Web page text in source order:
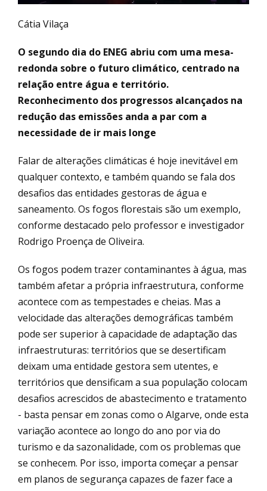
Cátia Vilaça
O segundo dia do ENEG abriu com uma mesa-
redonda sobre o futuro climático, centrado na
relação entre água e território.
Reconhecimento dos progressos alcançados na
redução das emissões anda a par com a
necessidade de ir mais longe
Falar de alterações climáticas é hoje inevitável em
qualquer contexto, e também quando se fala dos
desafios das entidades gestoras de água e
saneamento. Os fogos florestais são um exemplo,
conforme destacado pelo professor e investigador
Rodrigo Proença de Oliveira.
Os fogos podem trazer contaminantes à água, mas
também afetar a própria infraestrutura, conforme
acontece com as tempestades e cheias. Mas a
velocidade das alterações demográficas também
pode ser superior à capacidade de adaptação das
infraestruturas: territórios que se desertificam
deixam uma entidade gestora sem utentes, e
territórios que densificam a sua população colocam
desafios acrescidos de abastecimento e tratamento
- basta pensar em zonas como o Algarve, onde esta
variação acontece ao longo do ano por via do
turismo e da sazonalidade, com os problemas que
se conhecem. Por isso, importa começar a pensar
em planos de segurança capazes de fazer face a